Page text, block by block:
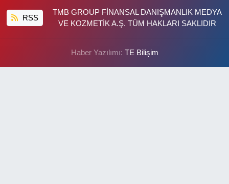
RSS
TMB GROUP FİNANSAL DANIŞMANLIK MEDYA
VE KOZMETİK A.Ş. TÜM HAKLARI SAKLIDIR
Haber Yazılımı: TE Bilişim